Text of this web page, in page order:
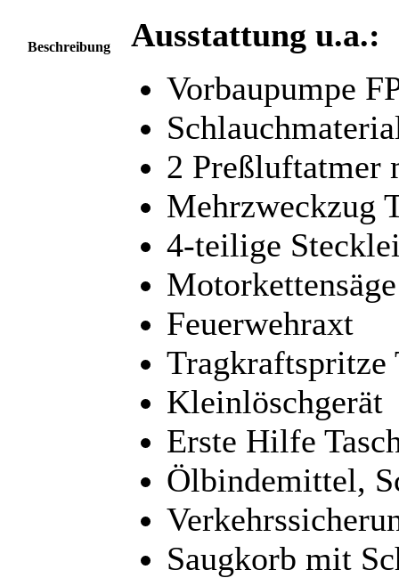
Beschreibung
Ausstattung u.a.:
Vorbaupumpe
2 Preßluftatmer
Mehrzweckzug
4-teilige
Motorkettensäge
Feuerwehraxt
Tragkraftspritze
Kleinlöschgerät
Erste Hilfe
Ölbindemittel,
Saugkorb mit